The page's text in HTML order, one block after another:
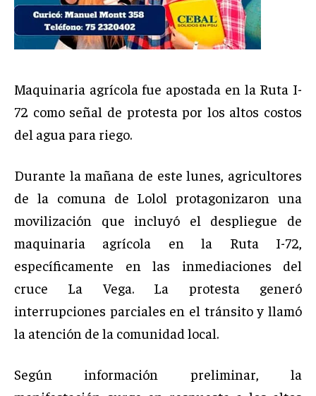
Maquinaria agrícola fue apostada en la Ruta I-
72 como señal de protesta por los altos costos
del agua para riego.
Durante la mañana de este lunes, agricultores
de la comuna de Lolol protagonizaron una
movilización que incluyó el despliegue de
maquinaria agrícola en la Ruta I-72,
específicamente en las inmediaciones del
cruce La Vega. La protesta generó
interrupciones parciales en el tránsito y llamó
la atención de la comunidad local.
Según información preliminar, la